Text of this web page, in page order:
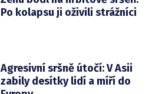
Po kolapsu ji oživili strážníci
Agresivní sršně útočí: V Asii
zabily desítky lidí a míří do